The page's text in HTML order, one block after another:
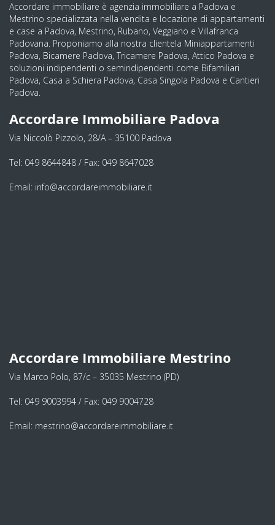
Accordare immobiliare è agenzia immobiliare a Padova e
Mestrino specializzata nella vendita e locazione di appartamenti
e case a Padova, Mestrino, Rubano, Veggiano e Villafranca
Padovana. Proponiamo alla nostra clientela Miniappartamenti
Padova, Bicamere Padova, Tricamere Padova, Attico Padova e
soluzioni indipendenti o semindipendenti come Bifamiliari
Padova, Casa a Schiera Padova, Casa Singola Padova e Cantieri
Padova.
Accordare Immobiliare Padova
Via Niccolò Pizzolo, 28/A – 35100 Padova
Tel: 049 8644848 / Fax: 049 8647028
Email: info@accordareimmobiliare.it
Accordare Immobiliare Mestrino
Via Marco Polo, 87/c – 35035 Mestrino (PD)
Tel: 049 9003994 / Fax: 049 9004728
Email: mestrino@accordareimmobiliare.it